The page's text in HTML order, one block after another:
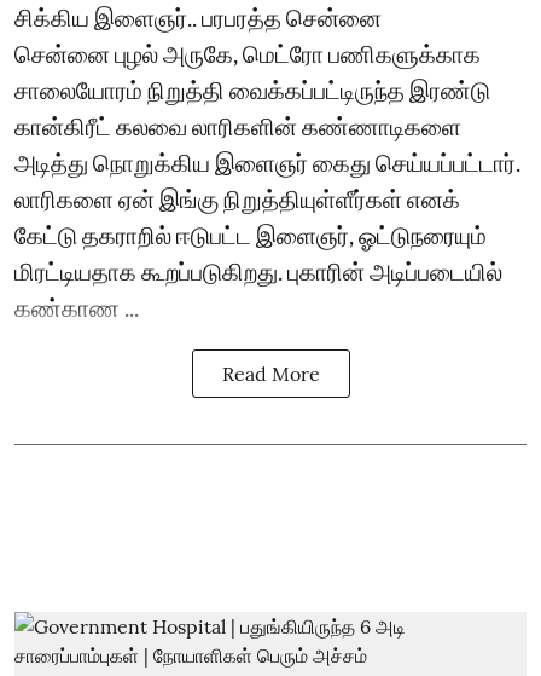
சிக்கிய இளைஞர்.. பரபரத்த சென்னை
சென்னை புழல் அருகே, மெட்ரோ பணிகளுக்காக
சாலையோரம் நிறுத்தி வைக்கப்பட்டிருந்த இரண்டு
கான்கிரீட் கலவை லாரிகளின் கண்ணாடிகளை
அடித்து நொறுக்கிய இளைஞர் கைது செய்யப்பட்டார்.
லாரிகளை ஏன் இங்கு நிறுத்தியுள்ளீர்கள் எனக்
கேட்டு தகராறில் ஈடுபட்ட இளைஞர், ஓட்டுநரையும்
மிரட்டியதாக கூறப்படுகிறது. புகாரின் அடிப்படையில்
கண்காண ...
Read More